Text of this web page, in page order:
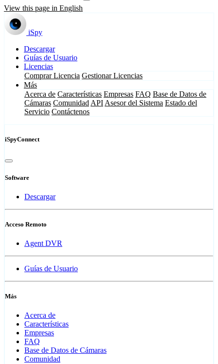
View this page in English
iSpy
Descargar
Guías de Usuario
Licencias
Comprar Licencia Gestionar Licencias
Más
Acerca de Características Empresas FAQ Base de Datos de
Cámaras Comunidad API Asesor del Sistema Estado del
Servicio Contáctenos
iSpyConnect
Software
Descargar
Acceso Remoto
Agent DVR
Guías de Usuario
Más
Acerca de
Características
Empresas
FAQ
Base de Datos de Cámaras
Comunidad